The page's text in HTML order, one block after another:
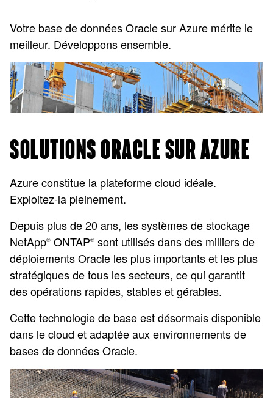
Votre base de données Oracle sur Azure mérite le
meilleur. Développons ensemble.
SOLUTIONS ORACLE SUR AZURE
Azure constitue la plateforme cloud idéale.
Exploitez-la pleinement.
Depuis plus de 20 ans, les systèmes de stockage
NetApp® ONTAP® sont utilisés dans des milliers de
déploiements Oracle les plus importants et les plus
stratégiques de tous les secteurs, ce qui garantit
des opérations rapides, stables et gérables.
Cette technologie de base est désormais disponible
dans le cloud et adaptée aux environnements de
bases de données Oracle.